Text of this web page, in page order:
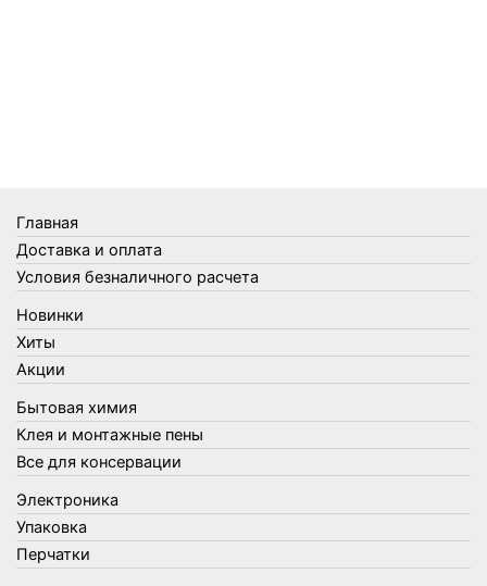
Товары для кухни
Товары для сада и огорода
Товары для туризма и отдыха
Упаковка
Утеплители и прочее
Фонари, лампы и удлинители
Хозяйственные товары
Швабры, стекломои, черенки и насадки
Шнуры, веревки и шпагаты
Электроника
Элементы питания
Главная
Доставка и оплата
Условия безналичного расчета
Новинки
Хиты
Акции
Бытовая химия
Клея и монтажные пены
Все для консервации
Электроника
Упаковка
Перчатки